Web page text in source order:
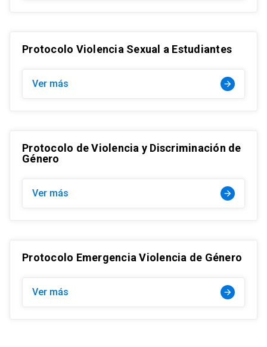
Protocolo Violencia Sexual a Estudiantes
Ver más arrow_forward
Protocolo de Violencia y Discriminación de
Género
Ver más arrow_forward
Protocolo Emergencia Violencia de Género
Ver más arrow_forward